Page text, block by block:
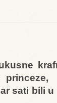
sati bili u